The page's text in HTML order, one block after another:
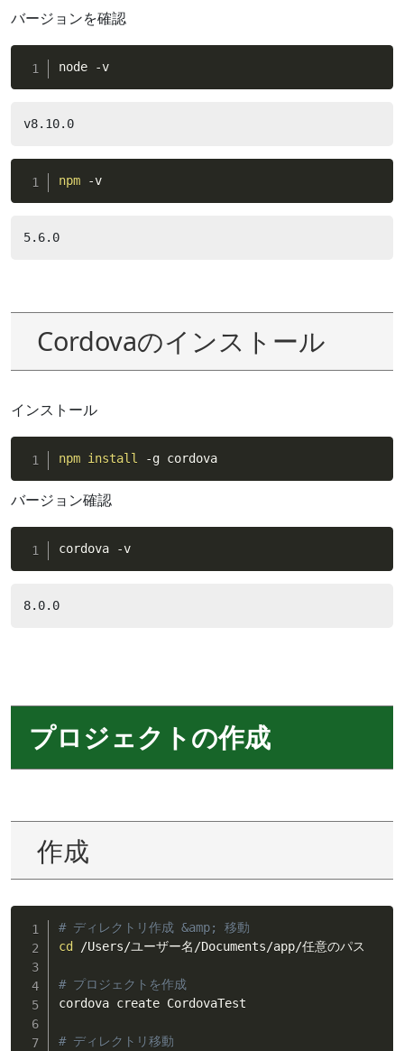
バージョンを確認
node -v
v8.10.0
npm -v
5.6.0
Cordovaのインストール
インストール
npm install -g cordova
バージョン確認
cordova -v
8.0.0
プロジェクトの作成
作成
# ディレクトリ作成 &amp; 移動
cd
/Users/ユーザー名/Documents/app/任意のパス
# プロジェクトを作成
cordova create CordovaTest
# ディレクトリ移動